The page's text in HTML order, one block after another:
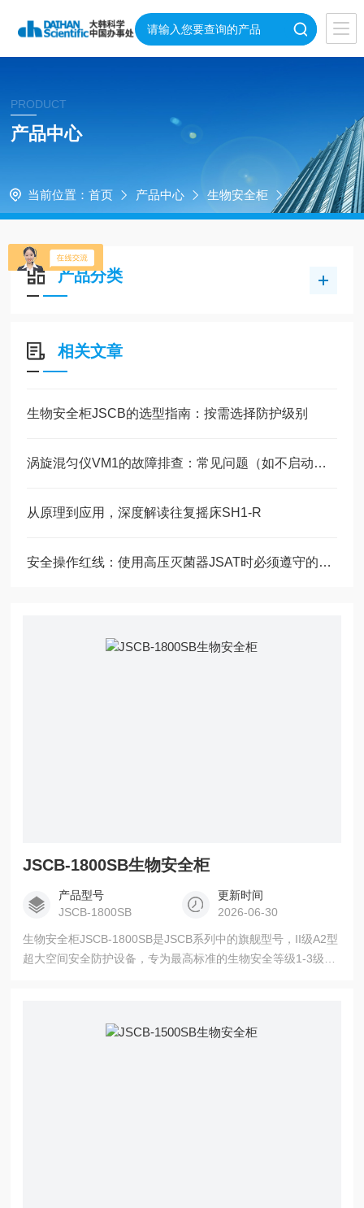
PRODUCT
产品中心
当前位置： 首页 产品中心 生物安全柜
产品分类
相关文章
生物安全柜JSCB的选型指南：按需选择防护级别
涡旋混匀仪VM1的故障排查：常见问题（如不启动、异响）的解决方法
从原理到应用，深度解读往复摇床SH1-R
安全操作红线：使用高压灭菌器JSAT时必须遵守的安全准则
JSCB-1800SB生物安全柜
产品型号
JSCB-1800SB
更新时间
2026-06-30
生物安全柜JSCB-1800SB是JSCB系列中的旗舰型号，II级A2型
超大空间安全防护设备，专为最高标准的生物安全等级1-3级实
效率达99.995%）和智能预清洗/后净化系统，确保实验环境绝